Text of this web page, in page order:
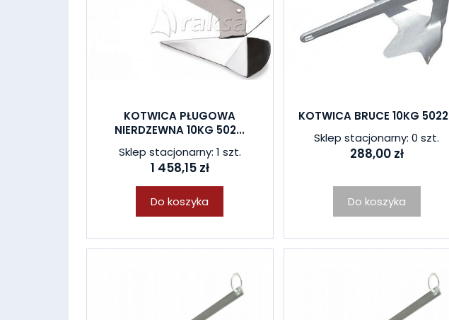
KOTWICA PŁUGOWA
NIERDZEWNA 10KG 502...
Sklep stacjonarny: 1 szt.
1 458,15 zł
Do koszyka
KOTWICA BRUCE 10KG
Sklep stacjonarny: 0 szt.
288,00 zł
Do koszyka